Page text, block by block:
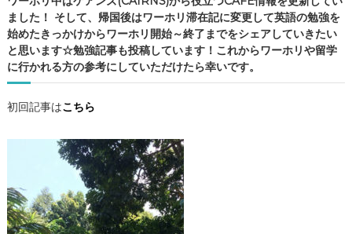
E
情
報
・
ケ
ン
観
勉
強
記
ました！ そして、帰国後はワーホリ滞在記に変更して英語の勉強を
始めたきっかけからワーホリ開始～終了までをシェアしていきたい
と思います☆勉強記事も投稿しています！これからワーホリや留学
に行かれる方の参考にしていただけたら幸いです。
初回記事はこちら